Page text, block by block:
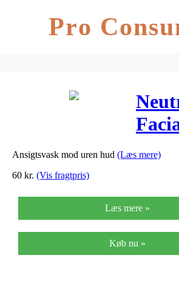
Pro
Pink
200
Ansigtsvask mod uren hud (Læs mere)
60 kr. (Vis fragtpris)
Læs mere »
Køb nu »